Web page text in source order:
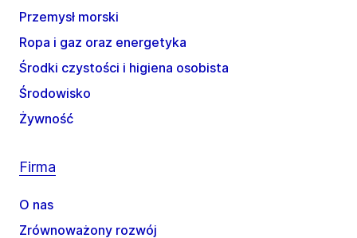
Przemysł morski
Ropa i gaz oraz energetyka
Środki czystości i higiena osobista
Środowisko
Żywność
Firma
O nas
Zrównoważony rozwój